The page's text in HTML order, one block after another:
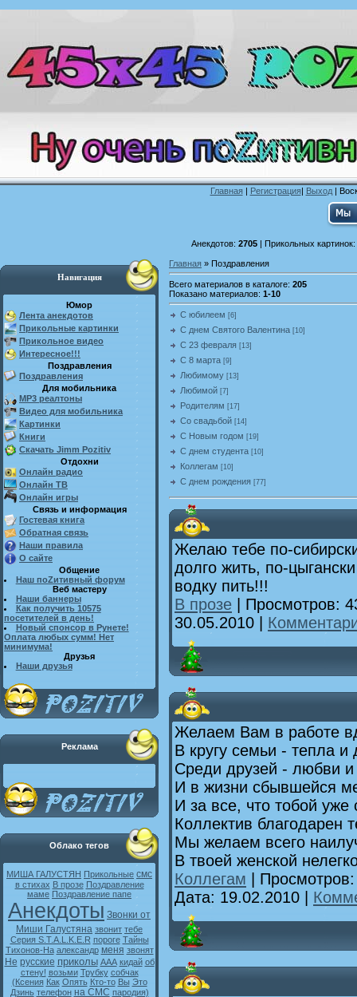
Главная| Регистрация| Выход|
Анекдотов: 2705| Прикольных картинок:
Навигация
Юмор
Лента анекдотов
Прикольные картинки
Прикольное видео
Интересное!!!
Поздравления
Поздравления
Для мобильника
MP3 реалтоны
Видео для мобильника
Картинки
Книги
Скачать Jimm Pozitiv
Отдохни
Онлайн радио
Онлайн ТВ
Онлайн игры
Связь и информация
Гостевая книга
Обратная связь
Наши правила
О сайте
Общение
Наш поZитивный форум
Веб мастеру
Наши баннеры
Как получить 10575
посетителей в день!
Новый спонсор в Рунете!
Оплата любых сумм! Нет
минимума!
Друзья
Наши друзья
Реклама
Облако тегов
МИША ГАЛУСТЯН Прикольные смс
в стихах В прозе Поздравление
маме Поздравление папе
Анекдоты Звонки от
Миши Галустяна звонит тебе
Серия S.T.A.L.K.E.R пороге Тайны
Тихонов-На александр меня звонят
Не русские приколы ААА кидай об
стену! возьми Трубку собчак
(Ксения Как Опять Кто-то Вы Это
Дзинь телефон на СМС пародия)
Главная » Поздравления
Всего материалов в каталоге: 205
Показано материалов: 1-10
С юбилеем [6]
С днем Святого Валентина [10]
С 23 февраля [13]
С 8 марта [9]
Любимому [13]
Любимой [7]
Родителям [17]
Со свадьбой [14]
С Новым годом [19]
С днем студента [10]
Коллегам [10]
С днем рождения [77]
Желаю тебе по-
долго жить, по-
водку пить!!!
В прозе | Просмотров:
30.05.2010
Желаем Вам в работе
В кругу семьи - тепла и
Среди друзей - любви и
И в жизни сбывшейся
И за все, что тобой уже
Коллектив благодарен
Мы желаем всего
В твоей женской
Коллегам |
Дата: 19.02.2010